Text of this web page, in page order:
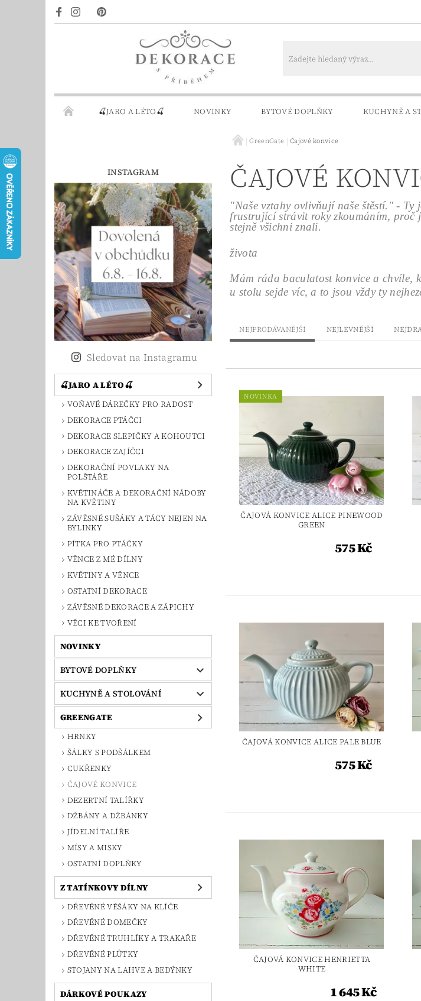
🍒JARO A LÉTO🍒 NOVINKY BYTOVÉ DOPLŇKY KUCHYNĚ A
PRO INSPIRACI KONTAKTY
INSTAGRAM
Sledovat na Instagramu
🍒JARO A LÉTO🍒
VOŇAVÉ DÁREČKY PRO RADOST
DEKORACE PTÁČCI
DEKORACE SLEPIČKY A KOHOUTCI
DEKORACE ZAJÍČCI
DEKORAČNÍ POVLAKY NA
POLŠTÁŘE
KVĚTINÁČE A DEKORAČNÍ NÁDOBY
NA KVĚTINY
ZÁVĚSNÉ SUŠÁKY A TÁCY NEJEN NA
BYLINKY
PÍTKA PRO PTÁČKY
VĚNCE Z MÉ DÍLNY
KVĚTINY A VĚNCE
OSTATNÍ DEKORACE
ZÁVĚSNÉ DEKORACE A ZÁPICHY
VĚCI KE TVOŘENÍ
NOVINKY
BYTOVÉ DOPLŇKY
KUCHYNĚ A STOLOVÁNÍ
GREENGATE
HRNKY
ŠÁLKY S PODŠÁLKEM
CUKŘENKY
ČAJOVÉ KONVICE
DEZERTNÍ TALÍŘKY
DŽBÁNY A DŽBÁNKY
JÍDELNÍ TALÍŘE
MÍSY A MISKY
OSTATNÍ DOPLŇKY
Z TATÍNKOVY DÍLNY
DŘEVĚNÉ VĚŠÁKY NA KLÍČE
DŘEVĚNÉ DOMEČKY
DŘEVĚNÉ TRUHLÍKY A TRAKAŘE
DŘEVĚNÉ PLŮTKY
STOJANY NA LAHVE A BEDÝNKY
DÁRKOVÉ POUKAZY
GreenGate Čajové konvice
ČAJOVÉ
"Naše vztahy ovlivňují naše štěstí." -
frustrující strávit roky zkoumáním, proč
stejně všichni znali.
Mike Wiking v
života
Mám ráda baculatost konvice a chvíle,
u stolu sejde víc, a to jsou vždy ty
NEJPRODÁVANĚJŠÍ NEJLEVNĚJŠÍ
NOVINKA
ČAJOVÁ KONVICE ALICE PINEWOOD
GREEN
575 Kč
ČAJOVÁ KONVICE ALICE PALE BLUE
575 Kč
ČAJOVÁ KONVICE HENRIETTA
WHITE
1 645 Kč